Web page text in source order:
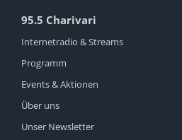
95.5 Charivari
Internetradio & Streams
Programm
Events & Aktionen
Über uns
Unser Newsletter